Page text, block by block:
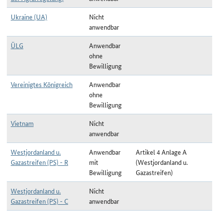
Ukraine (UA)
Nicht
anwendbar
ÜLG
Anwendbar
ohne
Bewilligung
Vereinigtes Königreich
Anwendbar
ohne
Bewilligung
Vietnam
Nicht
anwendbar
Westjordanland u.
Gazastreifen (PS) - R
Anwendbar
mit
Bewilligung
Artikel 4 Anlage A
(Westjordanland u.
Gazastreifen)
Westjordanland u.
Gazastreifen (PS) - C
Nicht
anwendbar